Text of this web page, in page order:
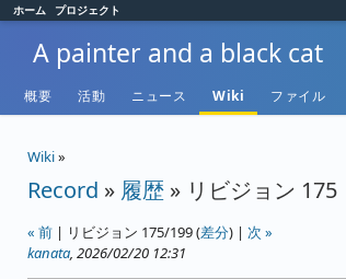
ホーム プロジェクト
A painter and a black cat
概要 活動 ニュース Wiki ファイル
Wiki»
Record » 履歴 » リビジョン 175
« 前 | リビジョン 175/199 (差分) | 次 »
kanata, 2026/02/20 12:31